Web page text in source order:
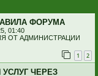
ФОРУМА
01:40
ОТ АДМИНИСТРАЦИИ
1 2
ЧЕРЕЗ